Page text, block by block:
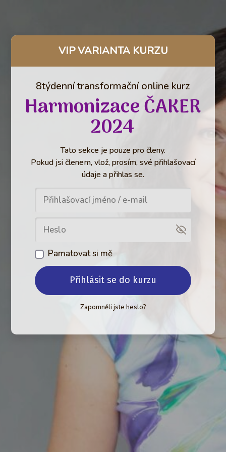
VIP VARIANTA KURZU
8týdenní transformační online kurz
Harmonizace ČAKER
2024
Tato sekce je pouze pro členy.
Pokud jsi členem, vlož, prosím, své přihlašovací
údaje a přihlas se.
Pamatovat si mě
Přihlásit se do kurzu
Zapomněli jste heslo?